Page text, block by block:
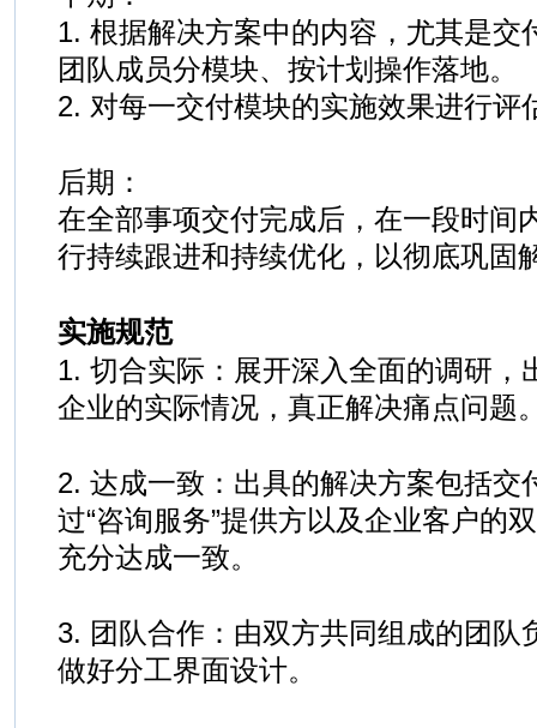
1. 根据解决方案中的内容，尤其是交
团队成员分模块、按计划操作落地。
2. 对每一交付模块的实施效果进行评
后期：
在全部事项交付完成后，在一段时间
行持续跟进和持续优化，以彻底巩固
实施规范
1. 切合实际：展开深入全面的调研，
企业的实际情况，真正解决痛点问题
2. 达成一致：出具的解决方案包括交
过“咨询服务”提供方以及企业客户的
充分达成一致。
3. 团队合作：由双方共同组成的团队
做好分工界面设计。